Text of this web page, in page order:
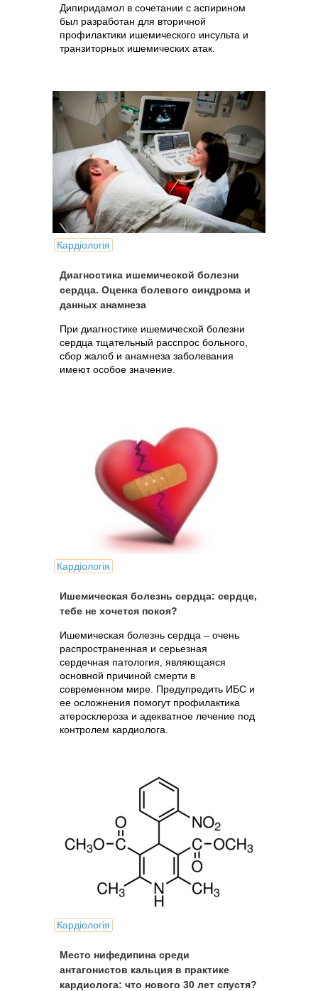
Дипиридамол в сочетании с аспирином
был разработан для вторичной
профилактики ишемического инсульта и
транзиторных ишемических атак.
Кардіологія
Диагностика ишемической болезни
сердца. Оценка болевого синдрома и
данных анамнеза
При диагностике ишемической болезни
сердца тщательный расспрос больного,
сбор жалоб и анамнеза заболевания
имеют особое значение.
Кардіологія
Ишемическая болезнь сердца: сердце,
тебе не хочется покоя?
Ишемическая болезнь сердца – очень
распространенная и серьезная
сердечная патология, являющаяся
основной причиной смерти в
современном мире. Предупредить ИБС и
ее осложнения помогут профилактика
атеросклероза и адекватное лечение под
контролем кардиолога.
Кардіологія
Место нифедипина среди
антагонистов кальция в практике
кардиолога: что нового 30 лет спустя?